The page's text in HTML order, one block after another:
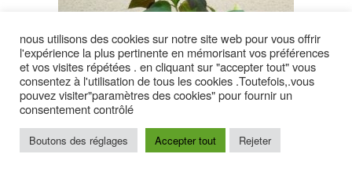
nous utilisons des cookies sur notre site web pour vous offrir
l'expérience la plus pertinente en mémorisant vos préférences
et vos visites répétées . en cliquant sur "accepter tout" vous
consentez à l'utilisation de tous les cookies .Toutefois,.vous
pouvez visiter"paramètres des cookies" pour fournir un
consentement contrôlé
Boutons des réglages Accepter tout Rejeter